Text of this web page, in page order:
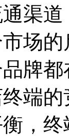
渠
场
牌
端
，